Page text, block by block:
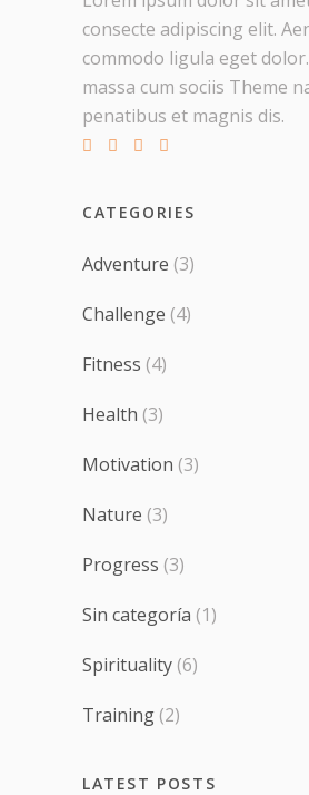
consecte adipiscing elit.
commodo ligula eget
massa cum sociis Theme
penatibus et magnis dis.
CATEGORIES
Adventure (3)
Challenge (4)
Fitness (4)
Health (3)
Motivation (3)
Nature (3)
Progress (3)
Sin categoría (1)
Spirituality (6)
Training (2)
LATEST POSTS